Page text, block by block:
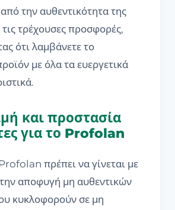
την αυθεντικότητα της
τρέχουσες προσφορές,
ότι λαμβάνετε το
με όλα τα ευεργετικά
και προστασία
για το Profolan
πρέπει να γίνεται με
αποφυγή μη αυθεντικών
κυκλοφορούν σε μη